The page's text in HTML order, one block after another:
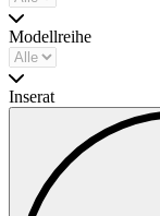
Modellreihe
Inserat